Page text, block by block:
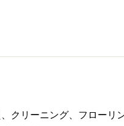
クリーニング、フロー